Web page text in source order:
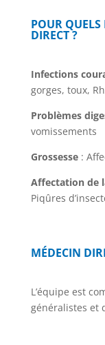
POUR
DIRECT ?
Infections
gorges, toux,
Problèmes
vomissements
Grossesse:
Affectation de
Piqûres
MÉDECIN
L’équipe est
généralistes et